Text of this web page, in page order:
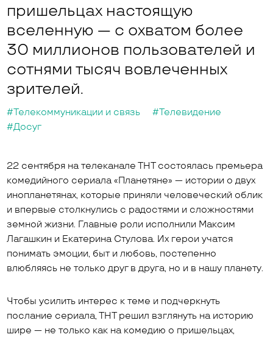
пришельцах настоящую
вселенную — с охватом более
30 миллионов пользователей и
сотнями тысяч вовлеченных
зрителей.
#Телекоммуникации и связь
#Телевидение
#Досуг
22 сентября на телеканале ТНТ состоялась премьера
комедийного сериала «Планетяне» — истории о двух
инопланетянах, которые приняли человеческий облик
и впервые столкнулись с радостями и сложностями
земной жизни. Главные роли исполнили Максим
Лагашкин и Екатерина Стулова. Их герои учатся
понимать эмоции, быт и любовь, постепенно
влюбляясь не только друг в друга, но и в нашу планету.
Чтобы усилить интерес к теме и подчеркнуть
послание сериала, ТНТ решил взглянуть на историю
шире — не только как на комедию о пришельцах,